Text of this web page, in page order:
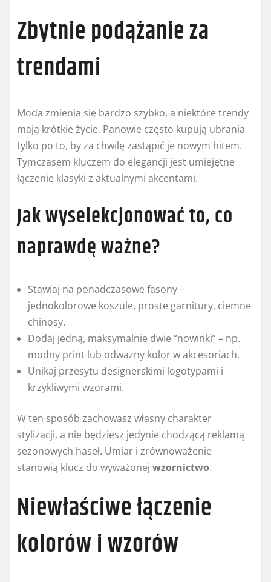
Zbytnie podążanie za
trendami
Moda zmienia się bardzo szybko, a niektóre trendy
mają krótkie życie. Panowie często kupują ubrania
tylko po to, by za chwilę zastąpić je nowym hitem.
Tymczasem kluczem do elegancji jest umiejętne
łączenie klasyki z aktualnymi akcentami.
Jak wyselekcjonować to, co
naprawdę ważne?
Stawiaj na ponadczasowe fasony –
jednokolorowe koszule, proste garnitury, ciemne
chinosy.
Dodaj jedną, maksymalnie dwie “nowinki” – np.
modny print lub odważny kolor w akcesoriach.
Unikaj przesytu designerskimi logotypami i
krzykliwymi wzorami.
W ten sposób zachowasz własny charakter
stylizacji, a nie będziesz jedynie chodzącą reklamą
sezonowych haseł. Umiar i zrównoważenie
stanowią klucz do wyważonej wzornictwo.
Niewłaściwe łączenie
kolorów i wzorów